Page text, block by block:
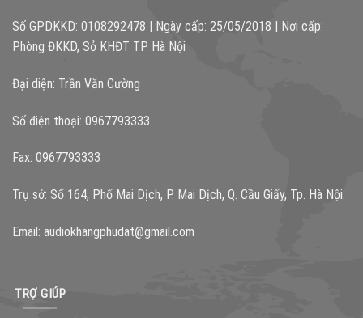
Số GPDKKD: 0108292478 | Ngày cấp: 25/05/2018 | Nơi cấp:
Phòng ĐKKD, Sở KHĐT TP. Hà Nội
Đại diện: Trần Văn Cường
Số điện thoại: 0967793333
Fax: 0967793333
Trụ sở: Số 164, Phố Mai Dịch, P. Mai Dịch, Q. Cầu Giấy, Tp. Hà Nội.
Email: audiokhangphudat@gmail.com
TRỢ GIÚP